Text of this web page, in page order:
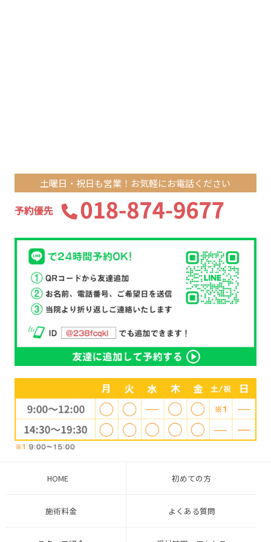
土曜日・祝日も営業！お気軽にお電話ください
HOME 初めての方
施術料金 よくある質問